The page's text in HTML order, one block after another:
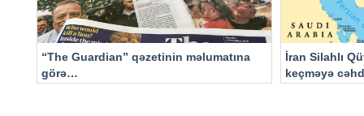
“The Guardian” qəzetinin məlumatına
görə…
İran Silahlı
keçməyə